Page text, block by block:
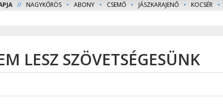
// NAGYKŐRÖS • ABONY • CSEMŐ • JÁSZKARAJENŐ • KOCSÉR •
LESZ SZÖVETSÉGESÜNK